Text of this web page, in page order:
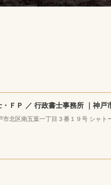
北区南五葉一丁目３番１９号 シャト